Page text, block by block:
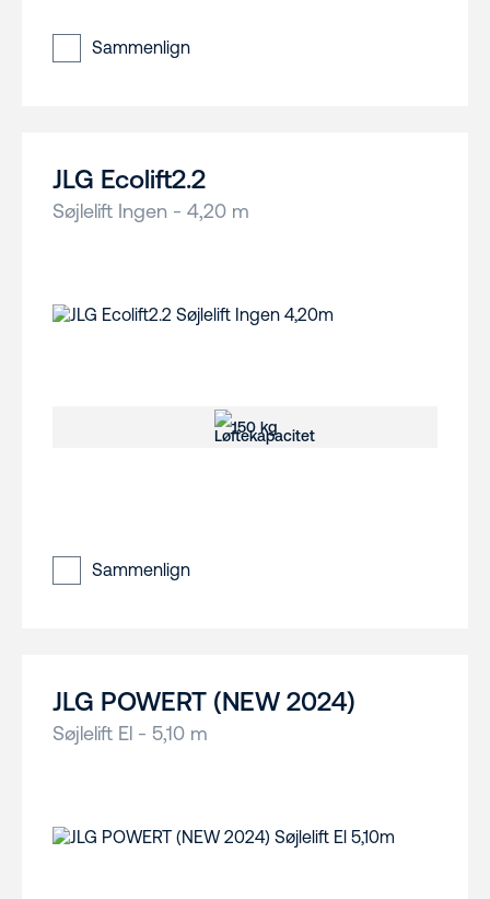
Sammenlign
JLG Ecolift2.2
Søjlelift Ingen - 4,20 m
150 kg
Sammenlign
JLG POWERT (NEW 2024)
Søjlelift El - 5,10 m